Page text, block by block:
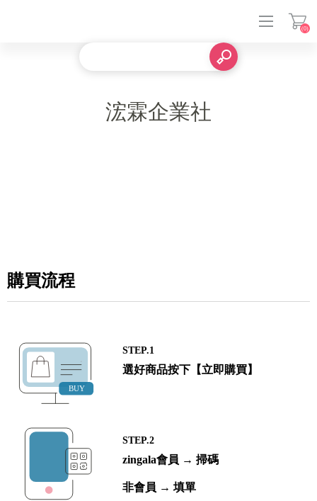
(0)
浤霖企業社
購買流程
STEP.1
選好商品按下【立即購買】
STEP.2
zingala會員 → 掃碼
非會員 → 填單